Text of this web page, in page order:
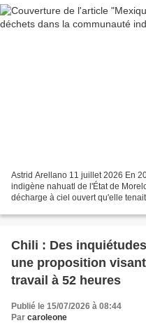
Astrid Arellano 11 juillet 2026 En
indigène nahuatl de l'État de
décharge à ciel ouvert qu'elle
Chili : Des
une proposition
travail à 52 heures
Publié le 15/07/2026 à 08:44
Par caroleone